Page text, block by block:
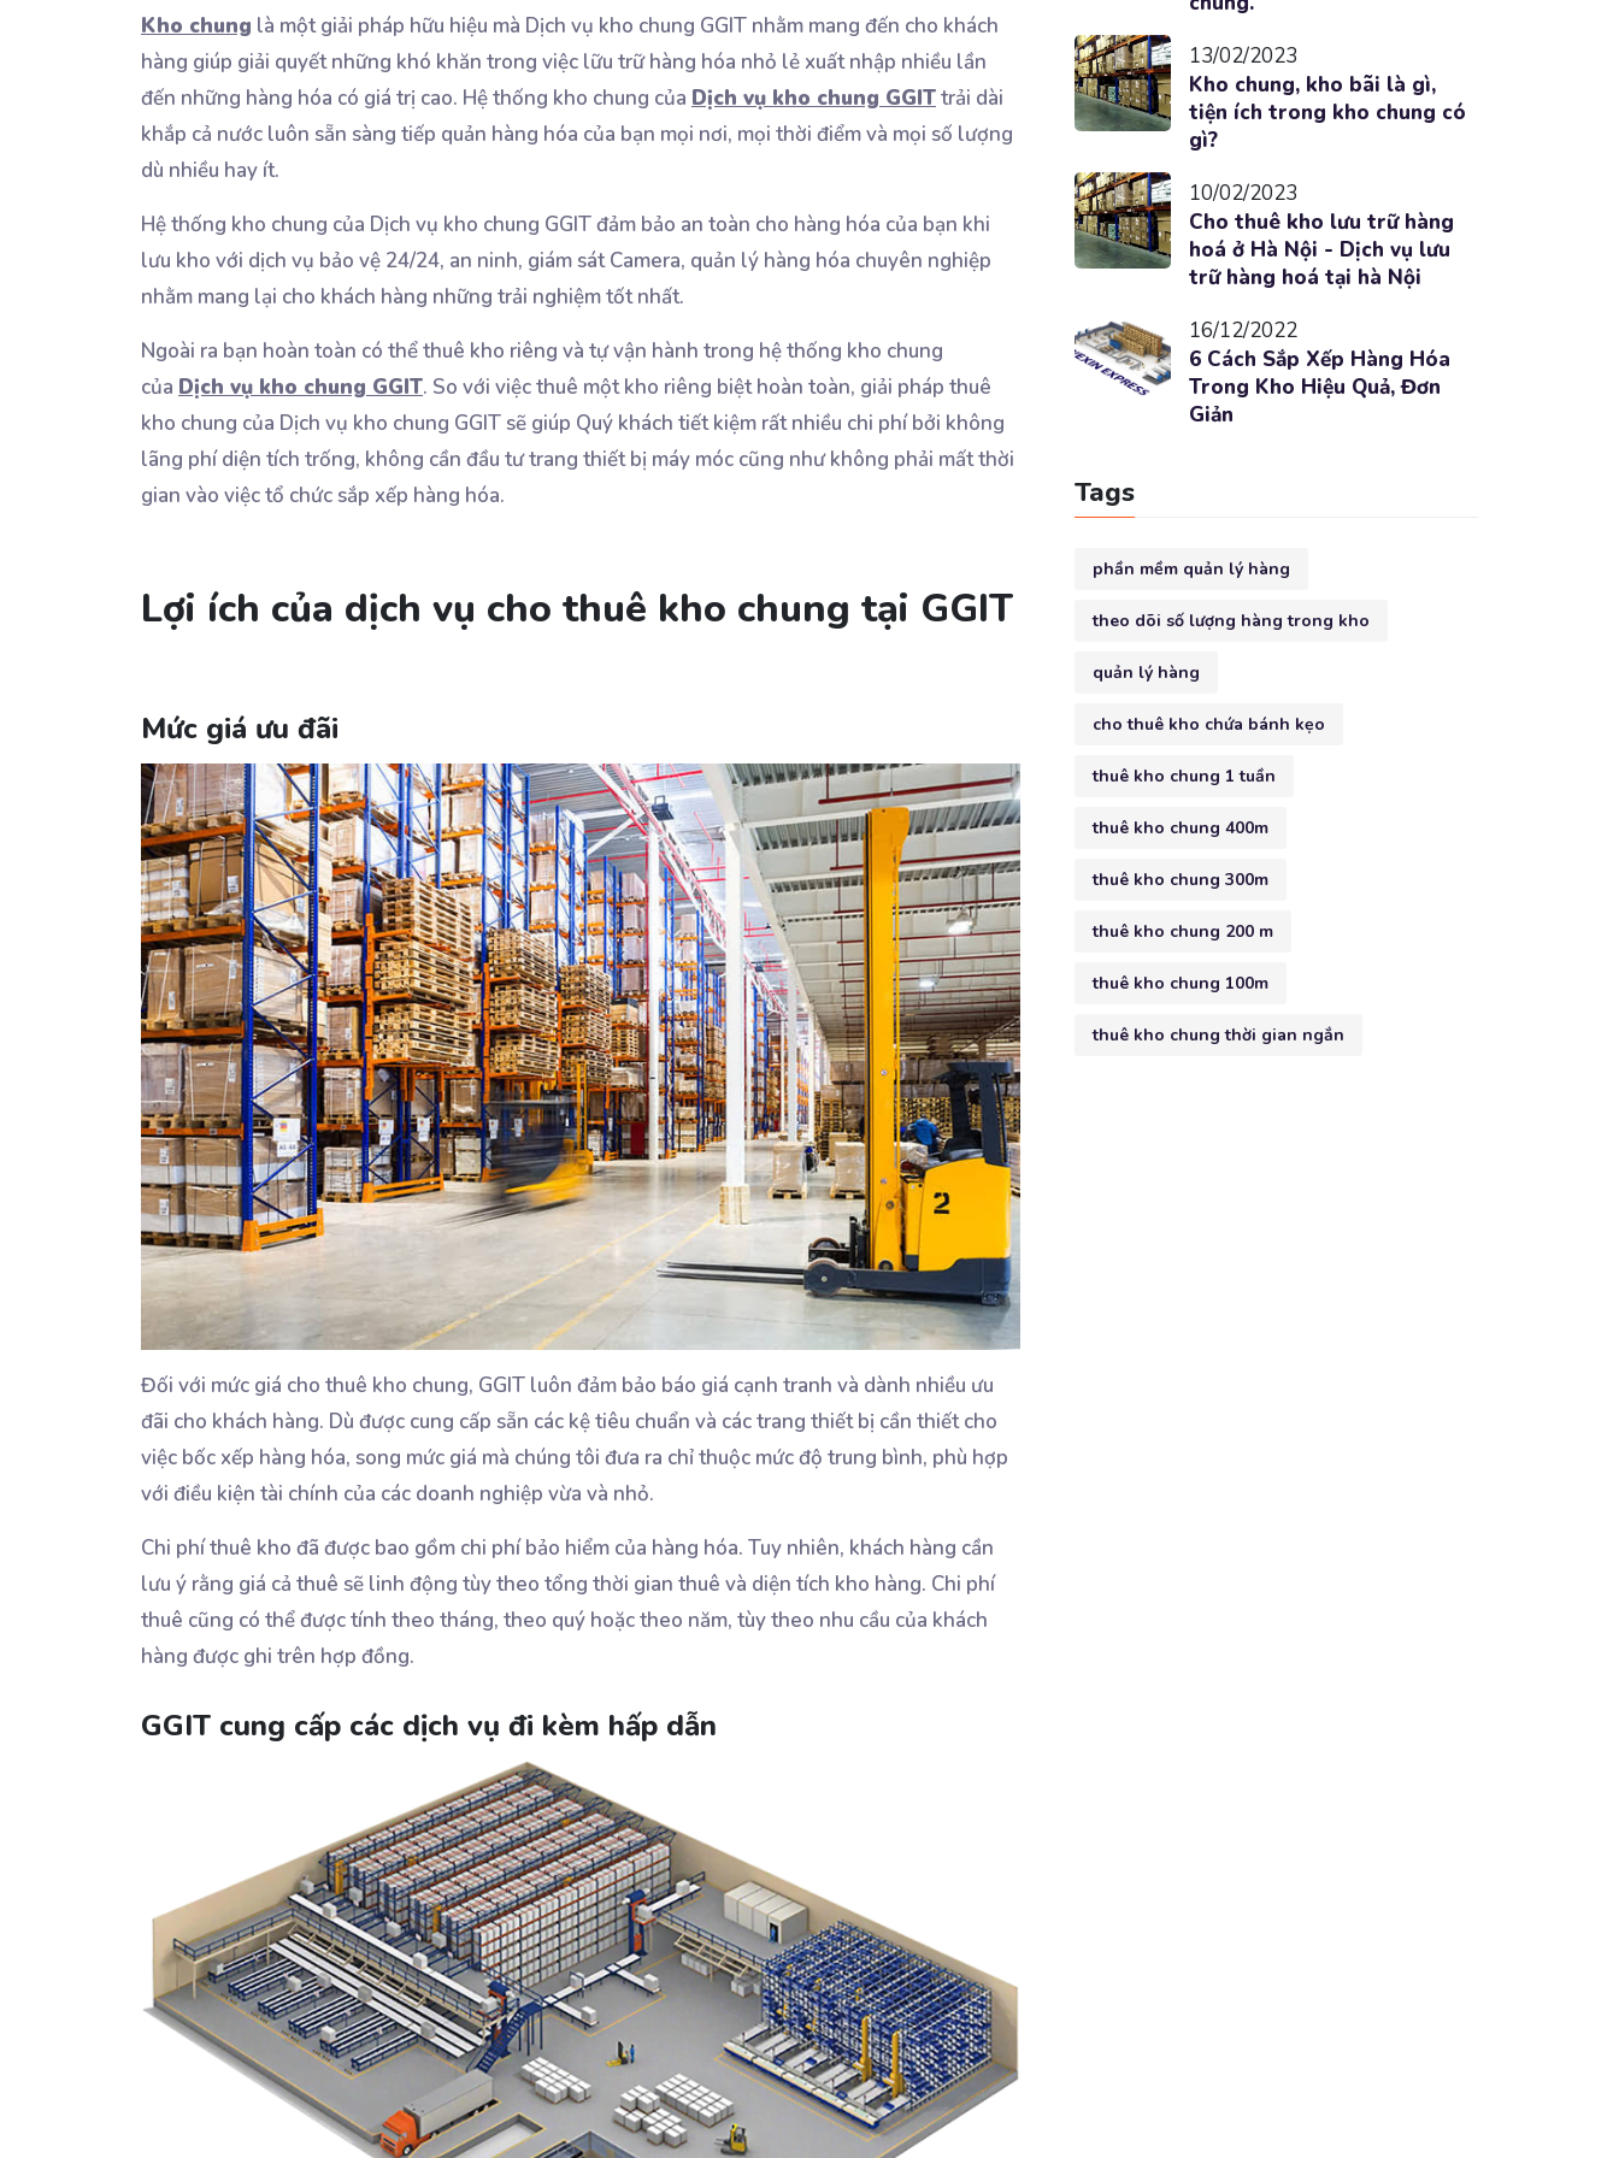
Kho chung là một giải pháp hữu hiệu mà Dịch vụ kho chung GGIT nhằm mang đến cho khách
hàng giúp giải quyết những khó khăn trong việc lữu trữ hàng hóa nhỏ lẻ xuất nhập nhiều lần
đến những hàng hóa có giá trị cao. Hệ thống kho chung của Dịch vụ kho chung GGITtrải dài
khắp cả nước luôn sẵn sàng tiếp quản hàng hóa của bạn mọi nơi, mọi thời điểm và mọi số lượng
dù nhiều hay ít.
Hệ thống kho chung của Dịch vụ kho chung GGIT đảm bảo an toàn cho hàng hóa của bạn khi
lưu kho với dịch vụ bảo vệ 24/24, an ninh, giám sát Camera, quản lý hàng hóa chuyên nghiệp
nhằm mang lại cho khách hàng những trải nghiệm tốt nhất.
Ngoài ra bạn hoàn toàn có thể thuê kho riêng và tự vận hành trong hệ thống kho chung
của Dịch vụ kho chung GGIT. So với việc thuê một kho riêng biệt hoàn toàn, giải pháp thuê
kho chung của Dịch vụ kho chung GGIT sẽ giúp Quý khách tiết kiệm rất nhiều chi phí bởi không
lãng phí diện tích trống, không cần đầu tư trang thiết bị máy móc cũng như không phải mất thời
gian vào việc tổ chức sắp xếp hàng hóa.
Lợi ích của dịch vụ cho thuê kho chung tại GGIT
Mức giá ưu đãi
Đối với mức giá cho thuê kho chung, GGIT luôn đảm bảo báo giá cạnh tranh và dành nhiều ưu
đãi cho khách hàng. Dù được cung cấp sẵn các kệ tiêu chuẩn và các trang thiết bị cần thiết cho
việc bốc xếp hàng hóa, song mức giá mà chúng tôi đưa ra chỉ thuộc mức độ trung bình, phù hợp
với điều kiện tài chính của các doanh nghiệp vừa và nhỏ.
Chi phí thuê kho đã được bao gồm chi phí bảo hiểm của hàng hóa. Tuy nhiên, khách hàng cần
lưu ý rằng giá cả thuê sẽ linh động tùy theo tổng thời gian thuê và diện tích kho hàng. Chi phí
thuê cũng có thể được tính theo tháng, theo quý hoặc theo năm, tùy theo nhu cầu của khách
hàng được ghi trên hợp đồng.
GGIT cung cấp các dịch vụ đi kèm hấp dẫn
13/02/2023
Kho chung, kho bãi là gì,
tiện ích trong kho chung có
gì?
10/02/2023
Cho thuê kho lưu trữ hàng
hoá ở Hà Nội - Dịch vụ lưu
trữ hàng hoá tại hà Nội
16/12/2022
6 Cách Sắp Xếp Hàng Hóa
Trong Kho Hiệu Quả, Đơn
Giản
Tags
phần mềm quản lý hàng
theo dõi số lượng hàng trong kho
quản lý hàng
cho thuê kho chứa bánh kẹo
thuê kho chung 1 tuần
thuê kho chung 400m
thuê kho chung 300m
thuê kho chung 200 m
thuê kho chung 100m
thuê kho chung thời gian ngắn